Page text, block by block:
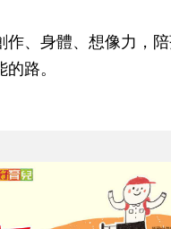
作、身體、想像力，
路。